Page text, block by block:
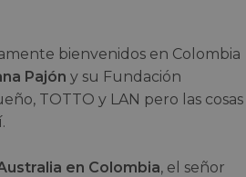
bienvenidos en Colombia
Pajón y su Fundación
TOTTO y LAN pero las cosas
en Colombia, el señor